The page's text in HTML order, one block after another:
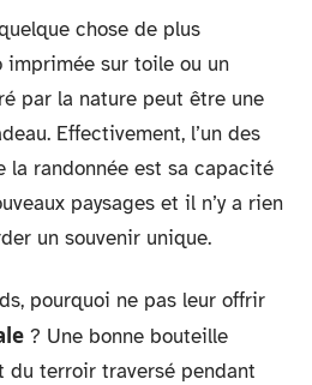
chose de plus
imprimée sur toile ou un
par la nature peut être une
Effectivement, l’un des
la randonnée est sa capacité
paysages et il n’y a rien
un souvenir unique.
pourquoi ne pas leur offrir
? Une bonne bouteille
du terroir traversé pendant